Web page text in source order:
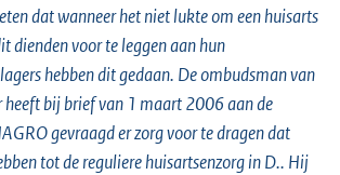
dat wanneer het niet lukte om een huisarts
dienden voor te leggen aan hun
hebben dit gedaan. De ombudsman van
heeft bij brief van 1 maart 2006 aan de
gevraagd er zorg voor te dragen dat
tot de reguliere huisartsenzorg in D.. Hij